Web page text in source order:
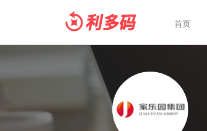
首页